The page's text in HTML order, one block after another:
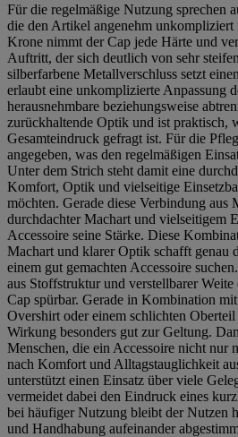
Für die regelmäßige Nutzung sprechen
die den Artikel angenehm unkompliziert
Krone nimmt der Cap jede Härte und
Auftritt, der sich deutlich von sehr
silberfarbene Metallverschluss setzt
erlaubt eine unkomplizierte Anpassung
herausnehmbare beziehungsweise
zurückhaltende Optik und ist praktisch,
Gesamteindruck gefragt ist. Für die
angegeben, was den regelmäßigen
Unter dem Strich steht damit eine
Komfort, Optik und vielseitige
möchten. Gerade diese Verbindung aus
durchdachter Machart und vielseitigem
Accessoire seine Stärke. Diese
Machart und klarer Optik schafft genau
einem gut gemachten Accessoire
aus Stoffstruktur und verstellbarer
Cap spürbar. Gerade in Kombination
Overshirt oder einem schlichten
Wirkung besonders gut zur Geltung.
Menschen, die ein Accessoire nicht nur
nach Komfort und Alltagstauglichkeit
unterstützt einen Einsatz über viele
vermeidet dabei den Eindruck eines
bei häufiger Nutzung bleibt der Nutzen
und Handhabung aufeinander